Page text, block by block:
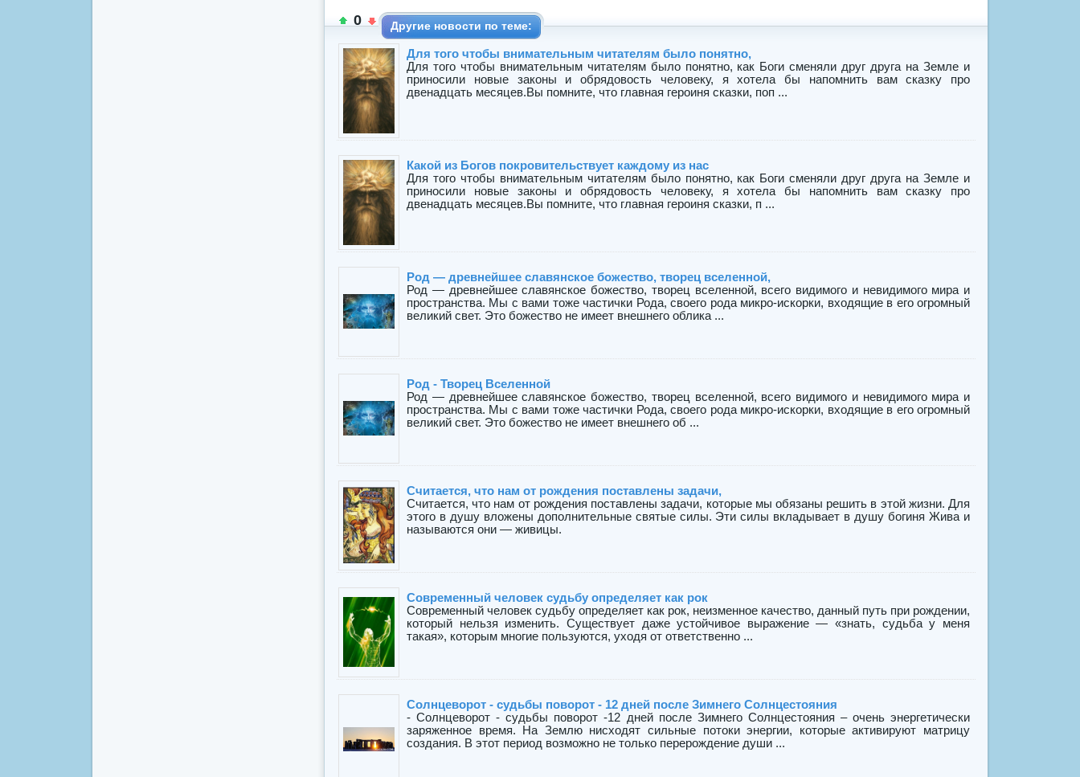
0 Другие новости по теме:
Для того чтобы внимательным читателям было понятно,
Для того чтобы внимательным читателям было понятно, как Боги сменяли друг друга на Земле и
приносили новые законы и обрядовость человеку, я хотела бы напомнить вам сказку про
двенадцать месяцев.Вы помните, что главная героиня сказки, поп ...
Какой из Богов покровительствует каждому из нас
Для того чтобы внимательным читателям было понятно, как Боги сменяли друг друга на Земле и
приносили новые законы и обрядовость человеку, я хотела бы напомнить вам сказку про
двенадцать месяцев.Вы помните, что главная героиня сказки, п ...
Род — древнейшее славянское божество, творец вселенной,
Род — древнейшее славянское божество, творец вселенной, всего видимого и невидимого мира и
пространства. Мы с вами тоже частички Рода, своего рода микро-искорки, входящие в его огромный
великий свет. Это божество не имеет внешнего облика ...
Род - Творец Вселенной
Род — древнейшее славянское божество, творец вселенной, всего видимого и невидимого мира и
пространства. Мы с вами тоже частички Рода, своего рода микро-искорки, входящие в его огромный
великий свет. Это божество не имеет внешнего об ...
Считается, что нам от рождения поставлены задачи,
Считается, что нам от рождения поставлены задачи, которые мы обязаны решить в этой жизни. Для
этого в душу вложены дополнительные святые силы. Эти силы вкладывает в душу богиня Жива и
называются они — живицы.
Современный человек судьбу определяет как рок
Современный человек судьбу определяет как рок, неизменное качество, данный путь при рождении,
который нельзя изменить. Существует даже устойчивое выражение — «знать, судьба у меня
такая», которым многие пользуются, уходя от ответственно ...
Солнцеворот - судьбы поворот - 12 дней после Зимнего Солнцестояния
- Солнцеворот - судьбы поворот -12 дней после Зимнего Солнцестояния – очень энергетически
заряженное время. На Землю нисходят сильные потоки энергии, которые активируют матрицу
создания. В этот период возможно не только перерождение души ...